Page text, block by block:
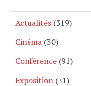
Actualités (319)
Cinéma (30)
Conférence (91)
Exposition (31)